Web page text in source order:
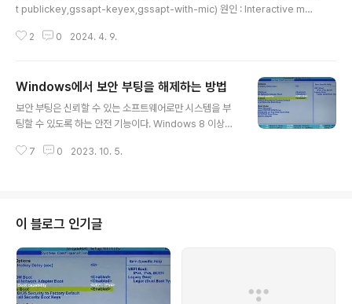
t publickey,gssapt-keyex,gssapt-with-mic) 원인 : Interactive mod
ward_pass로 설정해야 함) 조치 : "/etc/ssh/sshd_config" 파일에서 "Pa
2 0 2024. 4. 9.
Windows에서 보안 부팅을 해제하는 방법
보안 부팅은 신뢰할 수 있는 소프트웨어로만 시스템을 부
팅할 수 있도록 하는 안전 기능이다. Windows 8 이상에
시스템을 부팅하여 바이러스나 맬웨어로 부터 시스템을 보
보안 부팅이란 무엇인가? 보안 부팅은 확인된 프로그램만
시작 시 실행되도록 허용하는 보안 도구이다. 또한 악성 루
트킷과 같은 비공식 프로그램의 실행을 중지한다. 이 기능
은 BIOS/UEFI 전제 조건이므로 최신 Windows 버전을
설치하는 데 매우 중요하다. 보안 부팅은 어떻게 작동하나?
보안 부..
7 0 2023. 10. 5.
이 블로그 인기글